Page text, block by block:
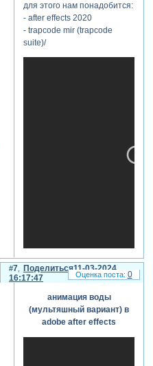
для этого нам понадобится:
- after effects 2020
- trapcode mir (trapcode
suite)/
Поделиться
7
11-03-2024
16:17:47
анимация воды
(мультяшный вариант) в
adobe after effects
0